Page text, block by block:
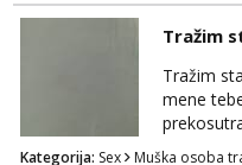
Tražim
Tražim
mene
Kategorija: Sex Muška osoba